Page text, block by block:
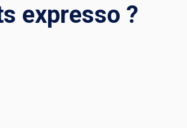
expresso ?